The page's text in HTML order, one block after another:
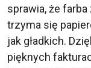
sprawia, że
trzyma się
jak gładkich.
pięknych